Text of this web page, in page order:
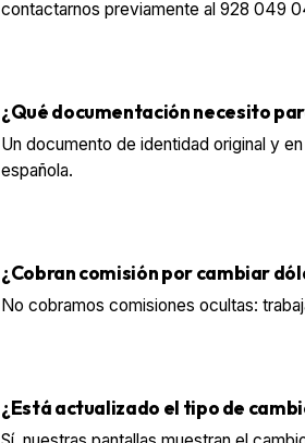
contactarnos previamente al 928 049
¿Qué documentación necesito
Un documento de identidad original y
española.
¿Cobran comisión por cambiar
No cobramos comisiones ocultas:
¿Está actualizado el tipo de